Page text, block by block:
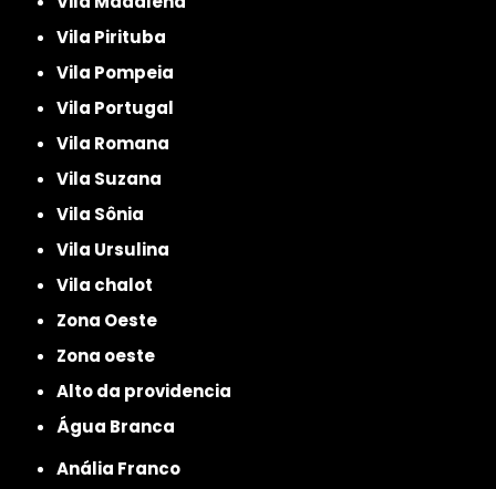
Vila Pirituba
Vila Pompeia
Vila Portugal
Vila Romana
Vila Suzana
Vila Sônia
Vila Ursulina
Vila chalot
Zona Oeste
Zona oeste
alto da providencia
Água Branca
Anália Franco